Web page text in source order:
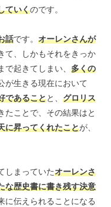
ていくのです。
話です。 オーレンさんが
て、しかもそれをきっか
で起きてしまい、 多くの
が生きる現在において
であることと、 グロリス
たことで、その結果はと
に昇ってくれたことが、
しまっていたオーレンさ
な歴史書に書き残す決意
に伝えられることになる